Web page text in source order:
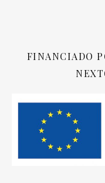
FINANCIADO